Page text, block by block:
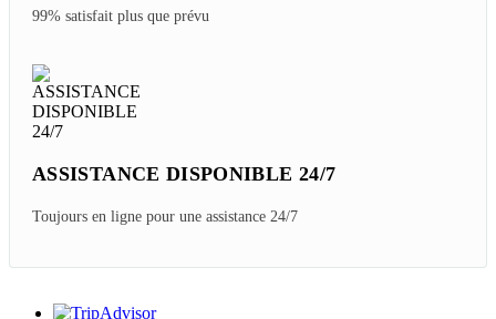
99% satisfait plus que prévu
ASSISTANCE DISPONIBLE 24/7
Toujours en ligne pour une assistance 24/7